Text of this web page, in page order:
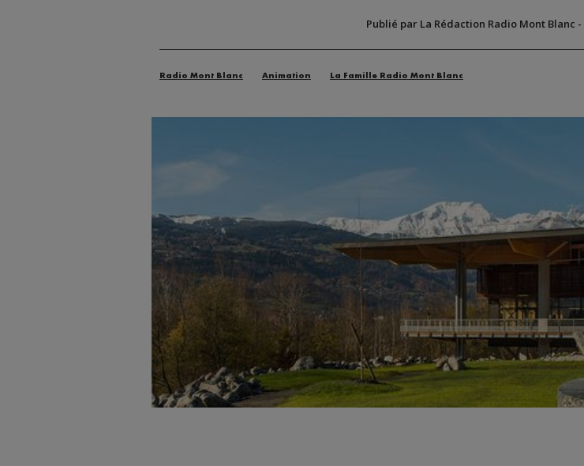
Publié par La Rédaction Radio Mont Blanc -
Radio Mont Blanc Animation La Famille Radio Mont Blanc